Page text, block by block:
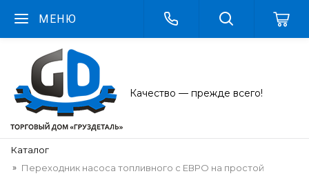
МЕНЮ
Качество — прежде всего!
Каталог
Переходник насоса топливного с ЕВРО на простой